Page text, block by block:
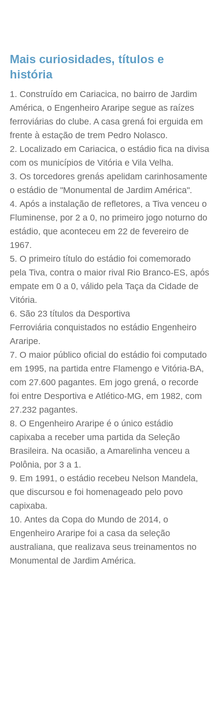
Mais curiosidades, títulos e
história
Construído em Cariacica, no bairro de Jardim
América, o Engenheiro Araripe segue as raízes
ferroviárias do clube. A casa grená foi erguida em
frente à estação de trem Pedro Nolasco.
Localizado em Cariacica, o estádio fica na divisa
com os municípios de Vitória e Vila Velha.
Os torcedores grenás apelidam carinhosamente
o estádio de "Monumental de Jardim América".
Após a instalação de refletores, a Tiva venceu o
Fluminense, por 2 a 0, no primeiro jogo noturno do
estádio, que aconteceu em 22 de fevereiro de
1967.
O primeiro título do estádio foi comemorado
pela Tiva, contra o maior rival Rio Branco-ES, após
empate em 0 a 0, válido pela Taça da Cidade de
Vitória.
São 23 títulos da Desportiva
Ferroviária conquistados no estádio Engenheiro
Araripe.
O maior público oficial do estádio foi computado
em 1995, na partida entre Flamengo e Vitória-BA,
com 27.600 pagantes. Em jogo grená, o recorde
foi entre Desportiva e Atlético-MG, em 1982, com
27.232 pagantes.
O Engenheiro Araripe é o único estádio
capixaba a receber uma partida da Seleção
Brasileira. Na ocasião, a Amarelinha venceu a
Polônia, por 3 a 1.
Em 1991, o estádio recebeu Nelson Mandela,
que discursou e foi homenageado pelo povo
capixaba.
Antes da Copa do Mundo de 2014, o
Engenheiro Araripe foi a casa da seleção
australiana, que realizava seus treinamentos no
Monumental de Jardim América.